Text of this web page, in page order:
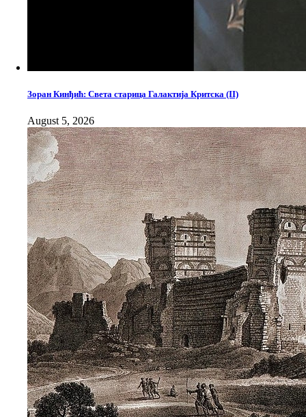
Зоран Кинђић: Света старица Галактија Критска (II)
August 5, 2026